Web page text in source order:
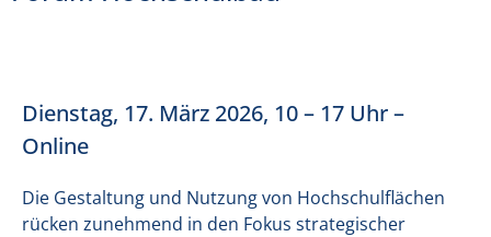
Dienstag, 17. März 2026, 10 – 17 Uhr –
Online
Die Gestaltung und Nutzung von Hochschulflächen
rücken zunehmend in den Fokus strategischer